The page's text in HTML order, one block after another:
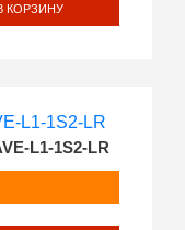
КОРЗИНУ
L1-1S2-LR